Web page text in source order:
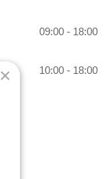
09:00 - 18:00
10:00 - 18:00
×